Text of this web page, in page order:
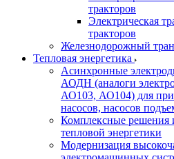
тракторов
Электрическая
тракторов
Железнодорожный
Тепловая энергетика
Асинхронные
АОДН (аналоги
АО103, АО104) для
насосов, насосов
Комплексные решения
тепловой энергетики
Модернизация